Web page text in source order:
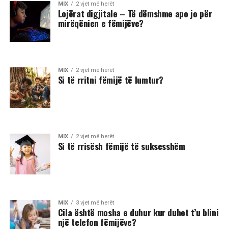
MIX 2 vjet më herët
Lojërat digjitale – Të dëmshme apo jo për
mirëqënien e fëmijëve?
MIX 2 vjet më herët
Si të rritni fëmijë të lumtur?
MIX 2 vjet më herët
Si të rrisësh fëmijë të suksesshëm
MIX 3 vjet më herët
Cila është mosha e duhur kur duhet t’u blini
një telefon fëmijëve?